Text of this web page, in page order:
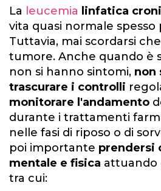
La leucemia linfatica
vita quasi normale
Tuttavia, mai scordarsi
tumore. Anche quando è
non si hanno sintomi, non
trascurare i controlli
monitorare l'andamento
durante i trattamenti
nelle fasi di riposo o di
poi importante prendersi
mentale e fisica attuando
tra cui: